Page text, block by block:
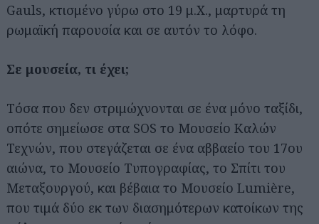
Gauls, κτισμένο γύρω στο 19 μ.Χ., μαρτυρά τη
ρωμαϊκή παρουσία και σε αυτόν το λόφο.
Σε μουσεία, τι έχει;
Τόσα που δεν στριμώχνονται σε ένα μόνο ταξίδι,
οπότε σημείωσε στα SOS το Μουσείο Καλών
Τεχνών, που στεγάζεται σε ένα αββαείο του 17ου
αιώνα, το Μουσείο Τυπογραφίας, το Σπίτι του
Μεταξουργού, και βέβαια το Μουσείο Lumière,
που τιμά δύο εκ των διασημότερων κατοίκων της